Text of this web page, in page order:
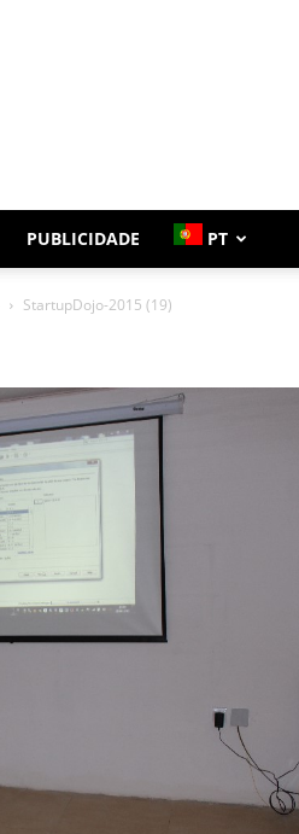
PUBLICIDADE PT
StartupDojo-2015 (19)